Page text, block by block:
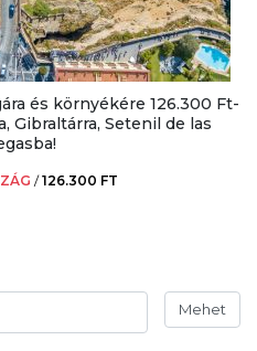
és környékére 126.300 Ft-
Gibraltárra, Setenil de las
/126.300 FT
Mehet